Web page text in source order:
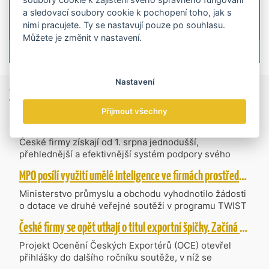
Zprávyze světa obchodu
Vzniká CzechBusiness. Nová státní agentura zjednoduší podporu českých firem
České firmy získají od 1. srpna jednodušší,
přehlednější a efektivnější systém podpory svého
CzechBusiness, která propojuje dosavadní
kompetence agentur CzechTrade a CzechInvest.
Firmám nabídne jednoho partnera pro rozvoj od
inovací až po zahraniční expanzi.
MPO posílí využití umělé inteligence ve firmách prostřednictvím 40 projektů z programu TWIST
Ministerstvo průmyslu a obchodu vyhodnotilo žádosti
o dotace ve druhé veřejné soutěži v programu TWIST
– Transfer, Výzkum, Vývoj a Inovace pro Strategické
Technologie, do které bylo podáno 318 návrhů
projektů požadujících dotaci o celkovém objemu 4,27
mld. Kč. Částkou 630 mil. Kč bude podpořeno čtyřicet
nejlépe hodnocených projektů zaměřených na
České firmy se opět utkají o titul exportní špičky. Začíná další ročník Ocenění Českých Exportérů
Projekt Ocenění Českých Exportérů (OCE) otevřel
přihlášky do dalšího ročníku soutěže, v níž se
a sledovací soubory cookie k pochopení toho, jak s
nimi pracujete. Ty se nastavují pouze po souhlasu.
Můžete je změnit v nastavení.
Nastavení
Přijmout všechny